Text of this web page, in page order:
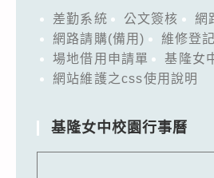
差勤系統 公文簽核
網
網路請購(備用)
維修登記
場地借用申請單
基隆女
網站維護之css使用說明
基隆女中校園行事曆